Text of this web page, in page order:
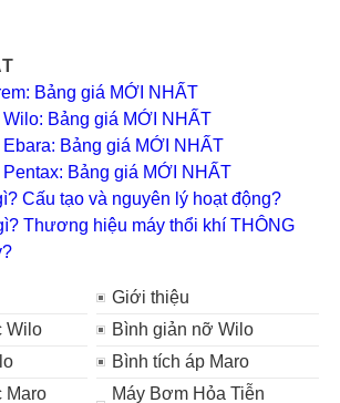
Bảng giá MỚI NHẤT
Bảng giá MỚI NHẤT
Bảng giá MỚI NHẤT
Bảng giá MỚI NHẤT
Cấu tạo và nguyên lý hoạt động?
Thương hiệu máy thổi khí THÔNG
Giới thiệu
Wilo
Bình giản nỡ Wilo
Bình tích áp Maro
Maro
Máy Bơm Hỏa Tiễn